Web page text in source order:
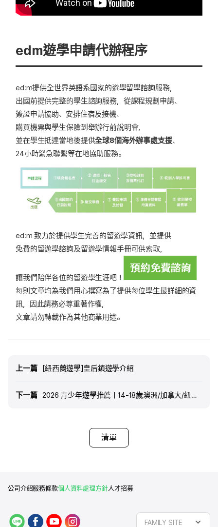
edm遊學申請代辦程序
ed:m提供全世界英語系國家的遊學留學諮詢服務，
出國前提供完整的學生諮詢服務，從課程規劃申請、
簽證申請協助、安排住宿及接機、
購買機票與學生保險到舉辦行前說明會，
並在學生抵達當地後提供全球8個海外辦事處支援、
24小時緊急聯繫等在地協助服務。
ed:m 致力於提供學生完善的留遊學資訊，並提供
免費的留遊學諮詢及留遊學情報手冊可供索取，
讓我們陪伴各位的留遊學生涯吧！
每則文章均為我們用心撰寫為了提供每位學生最詳細的資
訊，因此請務必尊重著作權，
文章請勿轉載作為其他商業用途。
上一篇 上一篇
【紐西蘭遊學】皇后鎮遊學介紹
下一篇 下一篇
2026 青少年遊學推薦｜14-18歲澳洲/加拿大/紐西蘭語言課程：安全選校、費用、心得全攻略 - ed:m 留遊學
清單
公司介紹服務條款個人資料處理方針人才招募
L
f
y
FAMILY SITE